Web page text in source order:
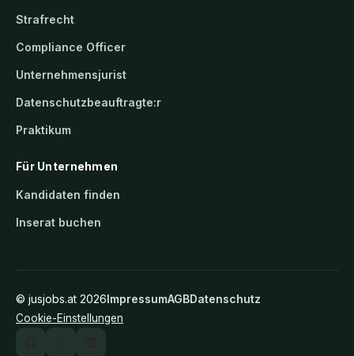
Strafrecht
Compliance Officer
Unternehmensjurist
Datenschutzbeauftragte:r
Praktikum
Für Unternehmen
Kandidaten finden
Inserat buchen
© jusjobs.at 2026ImpressumAGBDatenschutz
Cookie-Einstellungen